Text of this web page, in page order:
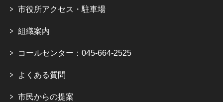
市役所アクセス・駐車場
組織案内
コールセンター：045-664-2525
よくある質問
市民からの提案